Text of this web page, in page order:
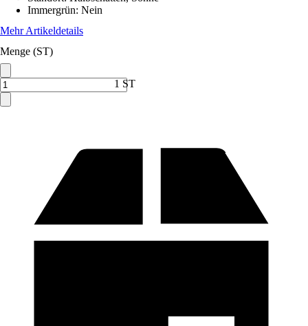
Immergrün: Nein
Mehr Artikeldetails
Menge (ST)
1 ST